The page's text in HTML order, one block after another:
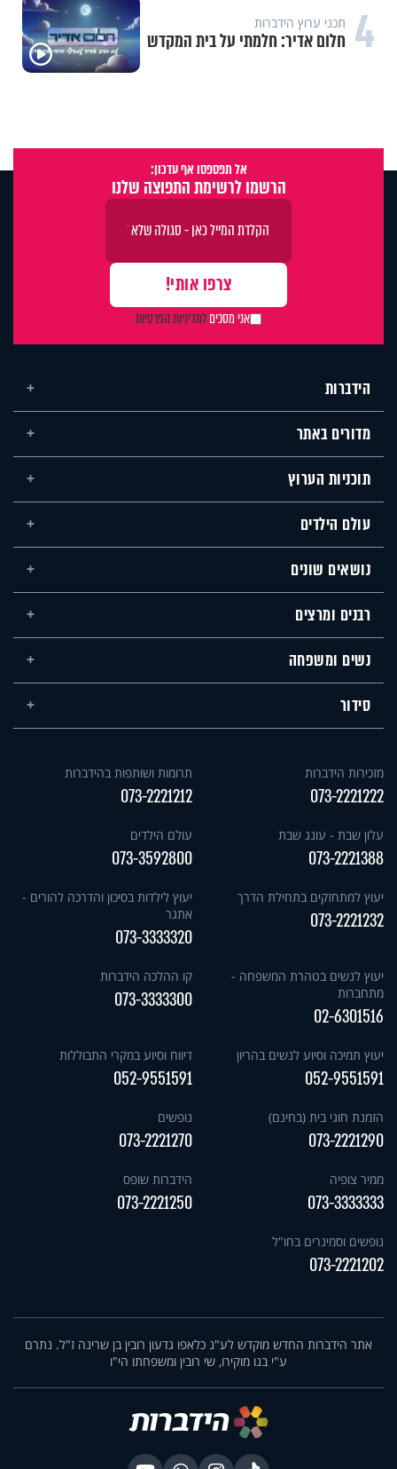
4 תכני ערוץ הידברות
חלום אדיר: חלמתי על בית המקדש
אל תפספסו אף עדכון:
הרשמו לרשימת התפוצה שלנו
אני מסכיםלמדיניות הפרטיות
הידברות
מדורים באתר
תוכניות הערוץ
עולם הילדים
נושאים שונים
רבנים ומרצים
נשים ומשפחה
סידור
מזכירות הידברות
073-2221222
תרומות ושותפות בהידברות
073-2221212
עלון שבת - עונג שבת
073-2221388
עולם הילדים
073-3592800
יעוץ למתחזקים בתחילת הדרך
073-2221232
יעוץ לילדות בסיכון והדרכה להורים -
אתגר
073-3333320
יעוץ לנשים בטהרת המשפחה -
מתחברות
02-6301516
קו ההלכה הידברות
073-3333300
יעוץ תמיכה וסיוע לנשים בהריון
052-9551591
דיווח וסיוע במקרי התבוללות
052-9551591
הזמנת חוגי בית (בחינם)
073-2221290
נופשים
073-2221270
ממיר צופיה
073-3333333
הידברות שופס
073-2221250
נופשים וסמינרים בחו"ל
073-2221202
אתר הידברות החדש מוקדש לע"נ כלאפו גדעון רובין בן שרינה ז"ל. נתרם
ע"י בנו מוקירו, שי רובין ומשפחתו הי"ו